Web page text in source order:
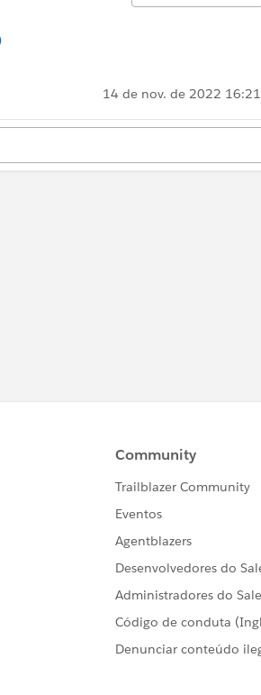
14 de nov. de 2022 16:21